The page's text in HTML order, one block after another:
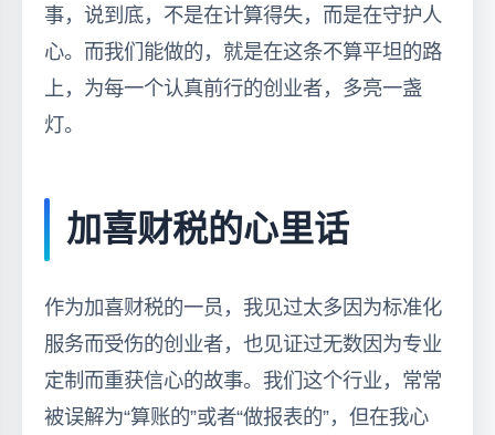
事，说到底，不是在计算得失，而是在守护人
心。而我们能做的，就是在这条不算平坦的路
上，为每一个认真前行的创业者，多亮一盏
灯。
加喜财税的心里话
作为加喜财税的一员，我见过太多因为标准化
服务而受伤的创业者，也见证过无数因为专业
定制而重获信心的故事。我们这个行业，常常
被误解为“算账的”或者“做报表的”，但在我心